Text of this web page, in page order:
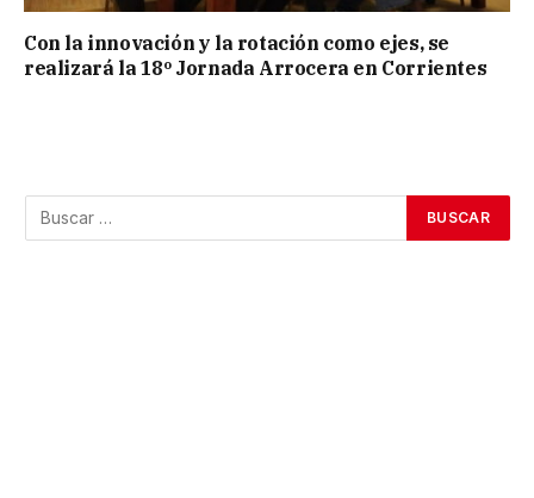
Con la innovación y la rotación como ejes, se
realizará la 18º Jornada Arrocera en Corrientes